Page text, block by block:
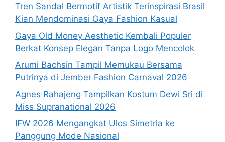
Tren Sandal Bermotif Artistik Terinspirasi Brasil
Kian Mendominasi Gaya Fashion Kasual
Gaya Old Money Aesthetic Kembali Populer
Berkat Konsep Elegan Tanpa Logo Mencolok
Arumi Bachsin Tampil Memukau Bersama
Putrinya di Jember Fashion Carnaval 2026
Agnes Rahajeng Tampilkan Kostum Dewi Sri di
Miss Supranational 2026
IFW 2026 Mengangkat Ulos Simetria ke
Panggung Mode Nasional